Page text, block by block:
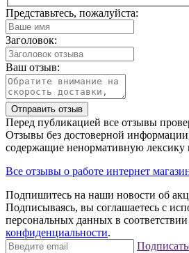
Представьтесь, пожалуйста:
Заголовок:
Ваш отзыв:
Отправить отзыв
Перед публикацией все отзывы
Отзывы без достоверной
содержащие ненормативную лексику
Все отзывы о работе интернет
Подпишитесь на наши новости об
Подписываясь, вы соглашаетесь с
персональных данных в соответствии
конфиденциальности.